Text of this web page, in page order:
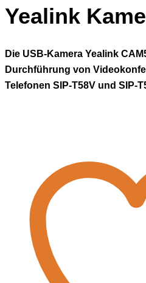
Yealink
Die USB-Kamera Yealink
Durchführung von
Telefonen SIP-T58V und SIP-